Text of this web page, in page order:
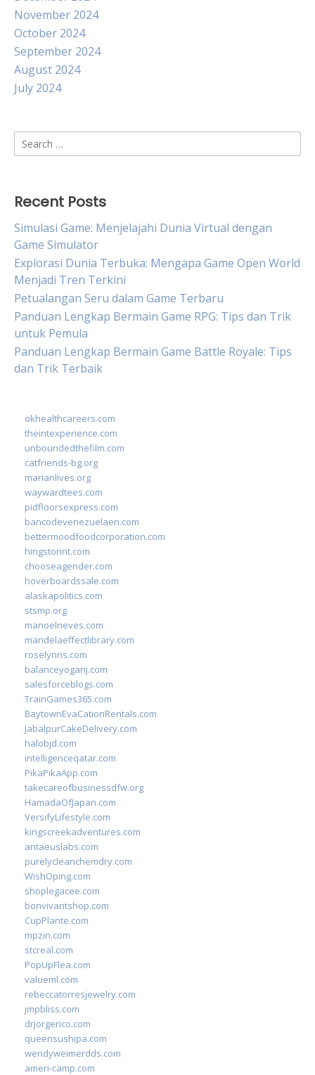
November 2024
October 2024
September 2024
August 2024
July 2024
Search
for:
Recent Posts
Simulasi Game: Menjelajahi Dunia Virtual dengan
Game Simulator
Explorasi Dunia Terbuka: Mengapa Game Open World
Menjadi Tren Terkini
Petualangan Seru dalam Game Terbaru
Panduan Lengkap Bermain Game RPG: Tips dan Trik
untuk Pemula
Panduan Lengkap Bermain Game Battle Royale: Tips
dan Trik Terbaik
okhealthcareers.com
theintexperience.com
unboundedthefilm.com
catfriends-bg.org
marianlives.org
waywardtees.com
pidfloorsexpress.com
bancodevenezuelaen.com
bettermoodfoodcorporation.com
hingstonnt.com
chooseagender.com
hoverboardssale.com
alaskapolitics.com
stsmp.org
manoelneves.com
mandelaeffectlibrary.com
roselynns.com
balanceyoganj.com
salesforceblogs.com
TrainGames365.com
BaytownEvaCationRentals.com
JabalpurCakeDelivery.com
halobjd.com
intelligenceqatar.com
PikaPikaApp.com
takecareofbusinessdfw.org
HamadaOfJapan.com
VersifyLifestyle.com
kingscreekadventures.com
antaeuslabs.com
purelycleanchemdry.com
WishOping.com
shoplegacee.com
bonvivantshop.com
CupPlante.com
mpzin.com
stcreal.com
PopUpFlea.com
valueml.com
rebeccatorresjewelry.com
jmpbliss.com
drjorgerico.com
queensushipa.com
wendyweimerdds.com
ameri-camp.com